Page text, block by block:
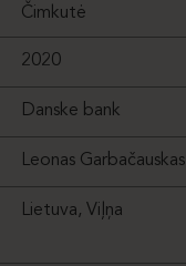
Čimkutė
2020
Danske bank
Leonas Garbačauskas
Lietuva, Viļņa